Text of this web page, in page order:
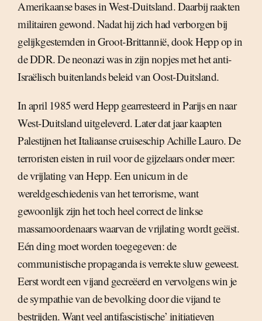
Amerikaanse bases in West-Duitsland. Daarbij raakten
militairen gewond. Nadat hij zich had verborgen bij
gelijkgestemden in Groot-Brittannië, dook Hepp op in
de DDR. De neonazi was in zijn nopjes met het anti-
Israëlisch buitenlands beleid van Oost-Duitsland.
In april 1985 werd Hepp gearresteerd in Parijs en naar
West-Duitsland uitgeleverd. Later dat jaar kaapten
Palestijnen het Italiaanse cruiseschip Achille Lauro. De
terroristen eisten in ruil voor de gijzelaars onder meer:
de vrijlating van Hepp. Een unicum in de
wereldgeschiedenis van het terrorisme, want
gewoonlijk zijn het toch heel correct de linkse
massamoordenaars waarvan de vrijlating wordt geëist.
Eén ding moet worden toegegeven: de
communistische propaganda is verrekte sluw geweest.
Eerst wordt een vijand gecreëerd en vervolgens win je
de sympathie van de bevolking door die vijand te
bestrijden. Want veel antifascistische’ initiatieven